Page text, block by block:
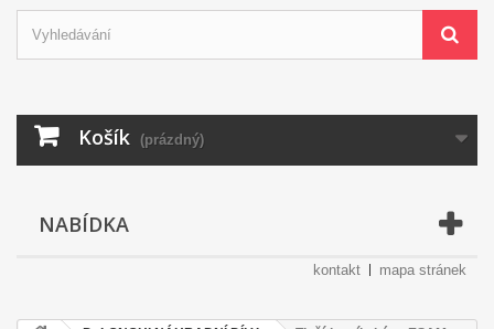
Košík (prázdný)
NABÍDKA
kontakt mapa stránek